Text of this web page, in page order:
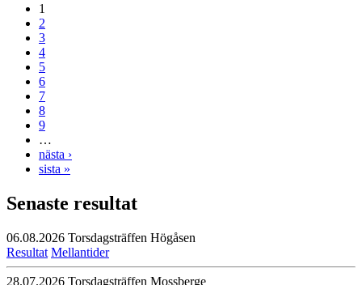
1
2
3
4
5
6
7
8
9
…
nästa ›
sista »
Senaste resultat
06.08.2026 Torsdagsträffen Högåsen
Resultat Mellantider
28.07.2026 Torsdagsträffen Mossberge